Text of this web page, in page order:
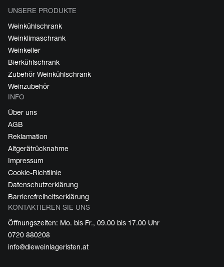
UNSERE PRODUKTE
Weinkühlschrank
Weinklimaschrank
Weinkeller
Bierkühlschrank
Zubehör Weinkühlschrank
Weinzubehör
INFO
Über uns
AGB
Reklamation
Altgerätrücknahme
Impressum
Cookie-Richtlinie
Datenschutzerklärung
Barrierefreiheitserklärung
KONTAKTIEREN SIE UNS
Öffnungszeiten: Mo. bis Fr., 09.00 bis 17.00 Uhr
0720 880208
info@dieweinlageristen.at